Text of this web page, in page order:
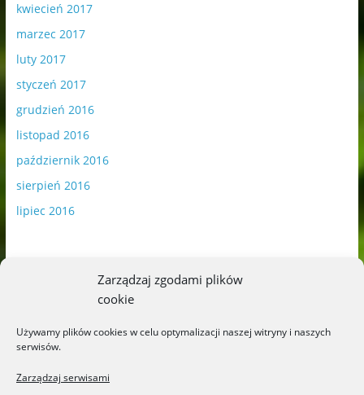
Zarządzaj zgodami plików
cookie
Używamy plików cookies w celu optymalizacji naszej witryny i naszych
serwisów.
Zarządzaj serwisami
kwiecień 2017
marzec 2017
luty 2017
styczeń 2017
grudzień 2016
listopad 2016
październik 2016
sierpień 2016
lipiec 2016